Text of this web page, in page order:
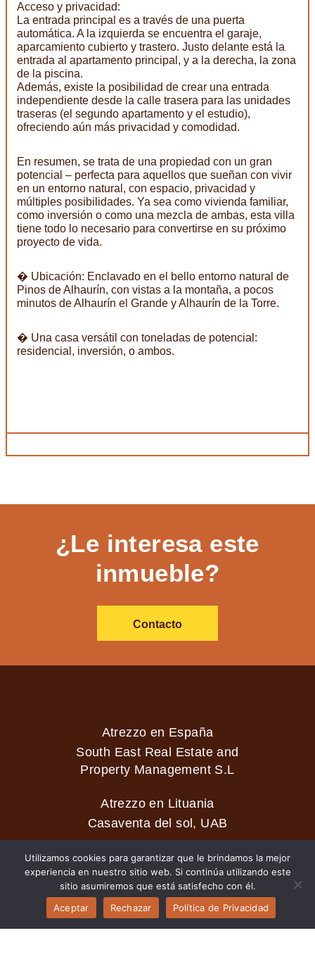
Acceso y privacidad:
La entrada principal es a través de una puerta
automática. A la izquierda se encuentra el garaje,
aparcamiento cubierto y trastero. Justo delante está la
entrada al apartamento principal, y a la derecha, la zona
de la piscina.
Además, existe la posibilidad de crear una entrada
independiente desde la calle trasera para las unidades
traseras (el segundo apartamento y el estudio),
ofreciendo aún más privacidad y comodidad.
En resumen, se trata de una propiedad con un gran
potencial – perfecta para aquellos que sueñan con vivir
en un entorno natural, con espacio, privacidad y
múltiples posibilidades. Ya sea como vivienda familiar,
como inversión o como una mezcla de ambas, esta villa
tiene todo lo necesario para convertirse en su próximo
proyecto de vida.
� Ubicación: Enclavado en el bello entorno natural de
Pinos de Alhaurín, con vistas a la montaña, a pocos
minutos de Alhaurín el Grande y Alhaurín de la Torre.
� Una casa versátil con toneladas de potencial:
residencial, inversión, o ambos.
¿Le interesa este
inmueble?
Contacto
Atrezzo en España
South East Real Estate and
Property Management S.L
Atrezzo en Lituania
Casaventa del sol, UAB
2026 © Casaventa del sol
Utilizamos cookies para garantizar que le brindamos la mejor
experiencia en nuestro sitio web. Si continúa utilizando este
sitio asumiremos que está satisfecho con él.
Aceptar
Rechazar Política de Privacidad